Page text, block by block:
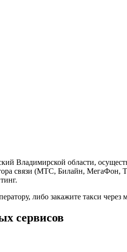
Владимирской области,
связи (МТС, Билайн, МегаФон,
либо закажите такси
сервисов